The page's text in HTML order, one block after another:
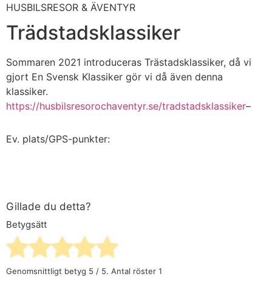
HUSBILSRESOR & ÄVENTYR
Trädstadsklassiker
Sommaren 2021 introduceras Trästadsklassiker, då vi
gjort En Svensk Klassiker gör vi då även denna
klassiker.
https://husbilsresorochaventyr.se/tradstadsklassiker–
Ev. plats/GPS-punkter:
Gillade du detta?
Betygsätt
Genomsnittligt betyg 5 / 5. Antal röster 1